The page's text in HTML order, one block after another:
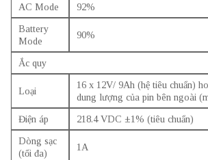
AC Mode
92%
Battery
Mode
90%
Ắc quy
Loại
16 x 12V/ 9Ah (hệ tiêu chuẩn)
dung lượng của pin bên ngoài
Điện áp
218.4 VDC ±1% (tiêu chuẩn)
Dòng sạc
(tối đa)
1A